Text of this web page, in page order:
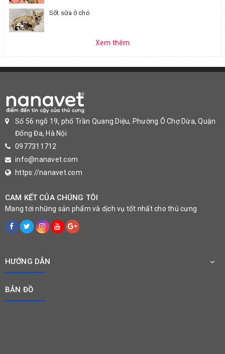
Sốt sữa ở chó
Xem thêm
Số 56 ngõ 19, phố Trần Quang Diệu, Phường Ô Chợ Dừa, Quận
Đống Đa, Hà Nội
0977311712
info@nanavet.com
https://nanavet.com
CAM KẾT CỦA CHÚNG TÔI
Mang tới những sản phẩm và dịch vụ tốt nhất cho thú cưng
HƯỚNG DẪN
BẢN ĐỒ